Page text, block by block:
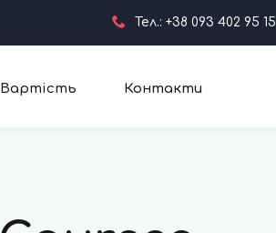
Тел.: +38 093 402 95 15
Вартість Контакти